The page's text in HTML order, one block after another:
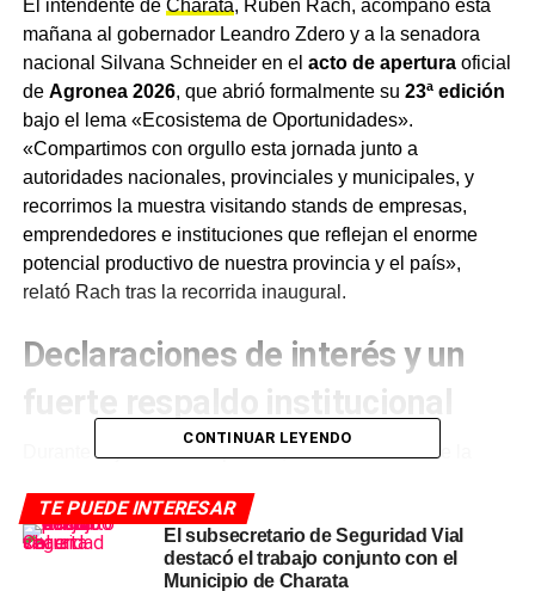
El intendente de Charata, Rubén Rach, acompañó esta
mañana al gobernador Leandro Zdero y a la senadora
nacional Silvana Schneider en el acto de aperturaoficial
de Agronea 2026, que abrió formalmente su 23ª edición
bajo el lema «Ecosistema de Oportunidades».
«Compartimos con orgullo esta jornada junto a
autoridades nacionales, provinciales y municipales, y
recorrimos la muestra visitando stands de empresas,
emprendedores e instituciones que reflejan el enorme
potencial productivo de nuestra provincia y el país»,
relató Rach tras la recorrida inaugural.
Declaraciones de interés y un
Durante la jornada de apertura, tanto el Senado de la
declaraciones de interés provincial y nacional para la
muestra, en un gesto que reafirma el peso institucional
que fue ganando la exposición a lo largo de sus dos
CONTINUAR LEYENDO
TE PUEDE INTERESAR
El subsecretario de Seguridad Vial
destacó el trabajo conjunto con el
Municipio de Charata